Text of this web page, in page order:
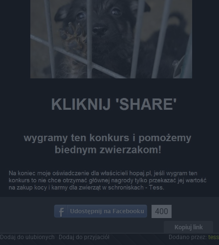
400
Kopiuj link
Dodaj do ulubionych Dodaj do przyjaciół Dodano przez: tess